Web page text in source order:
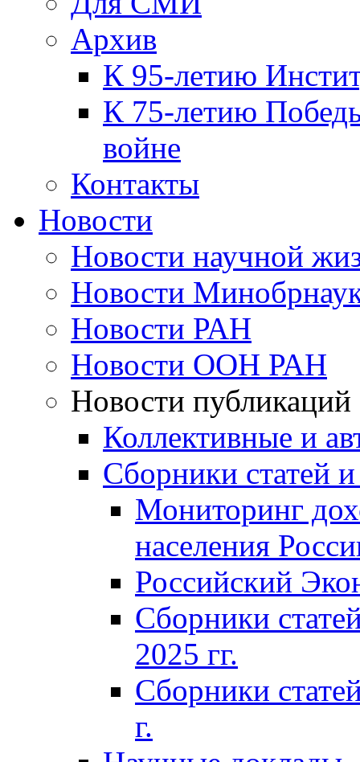
Архив
К 95-летию
К 75-летию
войне
Контакты
Новости
Новости научной
Новости
Новости РАН
Новости ООН РАН
Новости публикаций
Коллективные и
Сборники статей
Мониторинг
населения
Российский
Сборники
2025 гг.
Сборники
г.